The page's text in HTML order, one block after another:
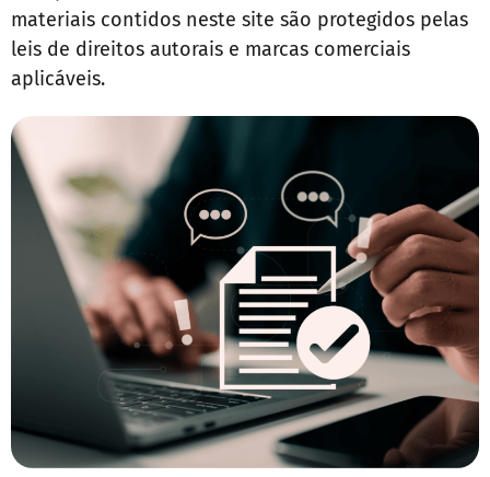
materiais contidos neste site são protegidos pelas
leis de direitos autorais e marcas comerciais
aplicáveis.